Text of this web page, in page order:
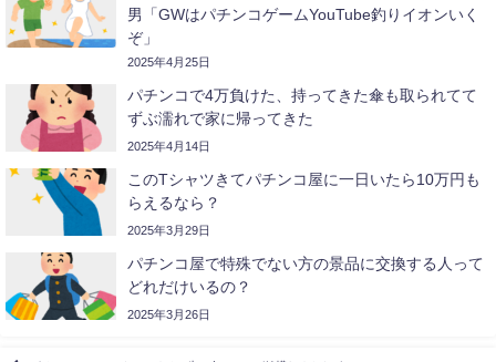
男「GWはパチンコゲームYouTube釣りイオンいく
ぞ」
2025年4月25日
パチンコで4万負けた、持ってきた傘も取られてて
ずぶ濡れで家に帰ってきた
2025年4月14日
このTシャツきてパチンコ屋に一日いたら10万円も
らえるなら？
2025年3月29日
パチンコ屋で特殊でない方の景品に交換する人って
どれだけいるの？
2025年3月26日